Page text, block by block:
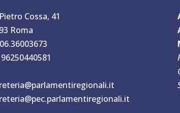
Cossa, 41
Roma
96250440581